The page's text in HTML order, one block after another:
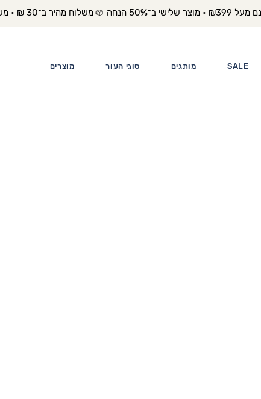
משלוח מהיר ב־30 ₪ • משלוח חינם מעל ₪399 • מוצר שלישי ב־50% הנחה
מוצרים סוגי העור מותגים SALE